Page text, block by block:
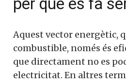
com s’obté i per
servir.
Aquest vector energètic,
combustible, només és